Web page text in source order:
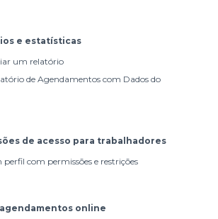
e estatísticas
um relatório
de Agendamentos com Dados do
de acesso para trabalhadores
com permissões e restrições
online